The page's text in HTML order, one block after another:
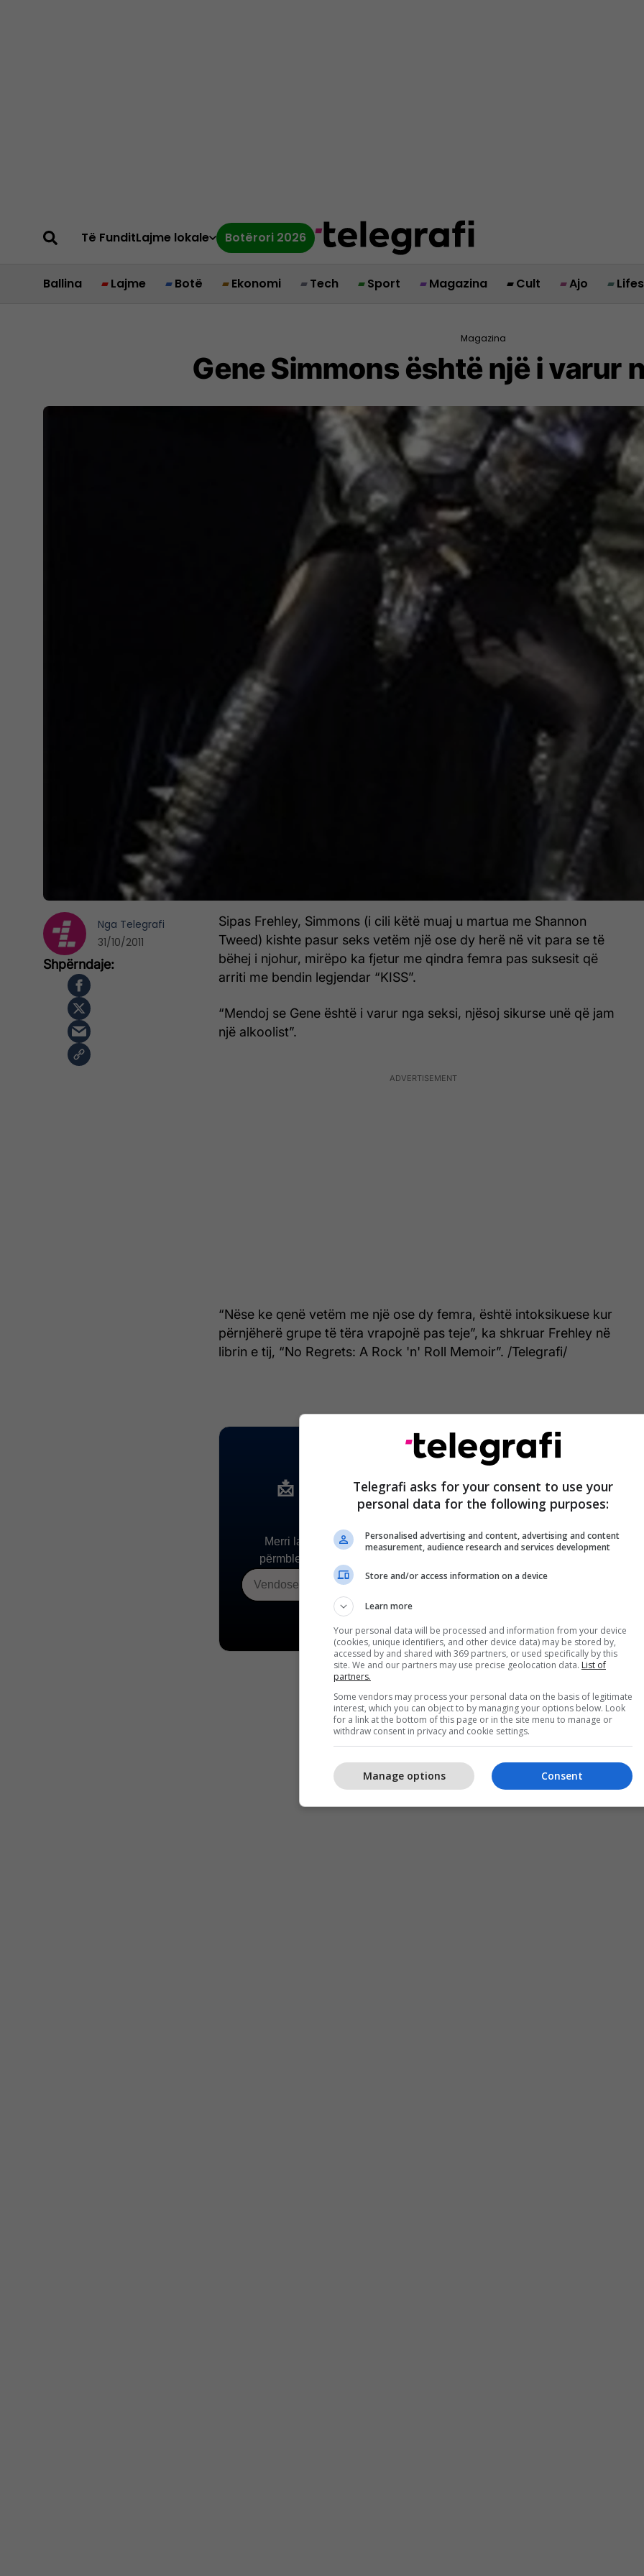
Të FunditLajme lokale Botërori 2026
Ballina Lajme Botë Ekonomi Tech Sport Magazina Cult Ajo
Magazina
Gene Simmons është një i varur
Sipas Frehley, Simmons (i cili këtë muaj u martua me Shannon
Tweed) kishte pasur seks vetëm një ose dy herë në vit para se të
bëhej i njohur, mirëpo ka fjetur me qindra femra pas suksesit që
arriti me bendin legjendar “KISS”.
“Mendoj se Gene është i varur nga seksi, njësoj sikurse unë që jam
një alkoolist”.
“Nëse ke qenë vetëm me një ose dy femra, është intoksikuese kur
përnjëherë grupe të tëra vrapojnë pas teje”, ka shkruar Frehley në
librin e tij, “No Regrets: A Rock 'n' Roll Memoir”. /Telegrafi/
Nga Telegrafi
31/10/2011
Telegrafi asks for your consent to use your
personal data for the following purposes:
Personalised advertising and content, advertising and content
measurement, audience research and services development
Store and/or access information on a device
Learn more
Your personal data will be processed and information from your device
(cookies, unique identifiers, and other device data) may be stored by,
accessed by and shared with 369 partners, or used specifically by this
site. We and our partners may use precise geolocation data. List of
partners.
Some vendors may process your personal data on the basis of legitimate
interest, which you can object to by managing your options below. Look
for a link at the bottom of this page or in the site menu to manage or
withdraw consent in privacy and cookie settings.
Consent
Manage options